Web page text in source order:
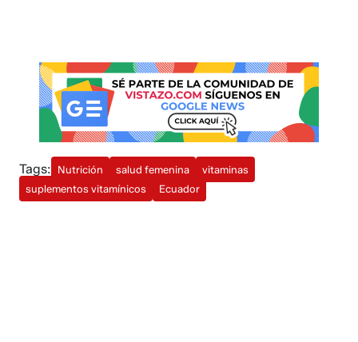
Tags: Nutrición salud femenina
vitaminas
suplementos vitamínicos
Ecuador